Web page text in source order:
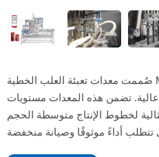
صُممت معدات تعبئة العلب الخطية MIC (1000-1500CPH) لتعبئة
تضمن هذه المعدات مستويات
لخطوط الإنتاج متوسطة الحجم